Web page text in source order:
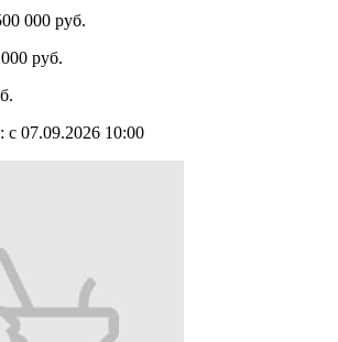
000 руб.
руб.
с 07.09.2026 10:00